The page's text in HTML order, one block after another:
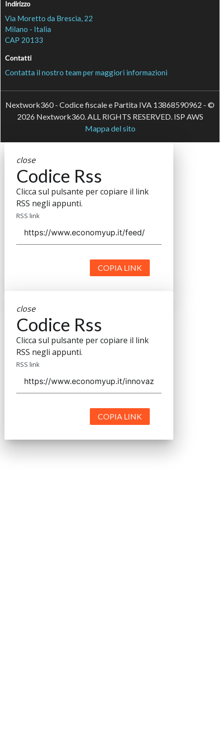
Indirizzo
Via Moretto da Brescia, 22
Milano - Italia
CAP 20133
Contatti
Contatta il nostro team per maggiori informazioni
Nextwork360 - Codice fiscale e Partita IVA 13868590962 - ©
2026 Nextwork360. ALL RIGHTS RESERVED. ISP AWS
Mappa del sito
close
Codice Rss
Clicca sul pulsante per copiare il link
RSS negli appunti.
RSS link
COPIA LINK
close
Codice Rss
Clicca sul pulsante per copiare il link
RSS negli appunti.
RSS link
COPIA LINK